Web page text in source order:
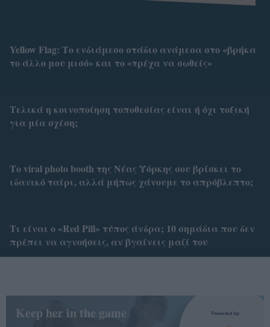
Yellow Flag: Το ενδιάμεσο στάδιο ανάμεσα στο «βρήκα
το άλλο μου μισό» και το «τρέχα να σωθείς»
Τελικά η κοινοποίηση τοποθεσίας είναι ή όχι τοξική
για μία σχέση;
Το viral photo booth της Νέας Υόρκης σου βρίσκει το
ιδανικό ταίρι, αλλά μήπως χάνουμε το απρόβλεπτο;
Tι είναι ο «Red Pill» τύπος άνδρα; 10 σημάδια που δεν
πρέπει να αγνοήσεις, αν βγαίνεις μαζί του
Keep her in the game